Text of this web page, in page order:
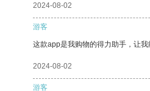
2024-08-02
游客
这款app是我购物的得力助手，让我
2024-08-02
游客